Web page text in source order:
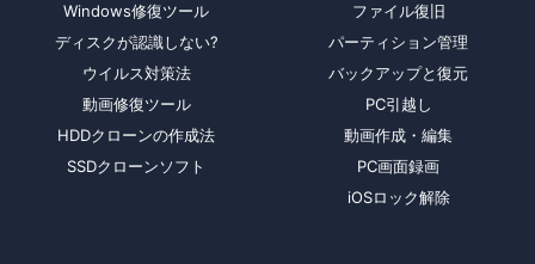
Windows修復ツール
ディスクが認識しない?
ウイルス対策法
動画修復ツール
HDDクローンの作成法
SSDクローンソフト
ファイル復旧
パーティション管理
バックアップと復元
PC引越し
動画作成・編集
PC画面録画
iOSロック解除